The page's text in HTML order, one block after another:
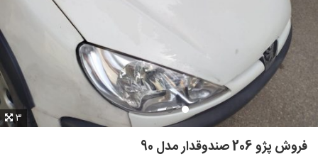
3
فروش پژو 206 صندوقدار مدل 90